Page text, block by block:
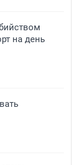
на день